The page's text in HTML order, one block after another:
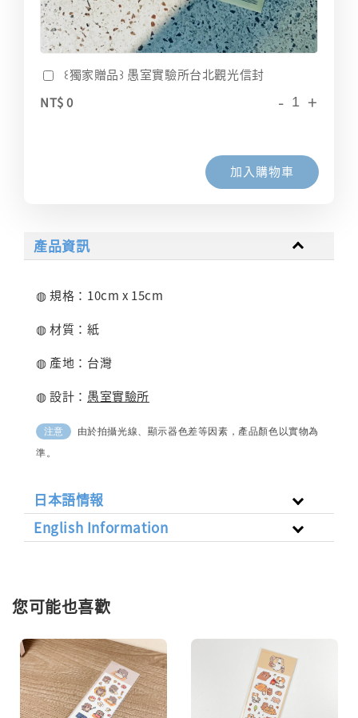
꒰獨家贈品꒱ 愚室實驗所台北觀光信封
NT$ 0
- +
加入購物車
產品資訊
◍ 規格：10cm x 15cm
◍ 材質：紙
◍ 產地：台灣
◍ 設計： 愚室實驗所
注意
由於拍攝光線、顯示器色差等因素，產品顏色以實物為
準。
日本語情報
English Information
您可能也喜歡